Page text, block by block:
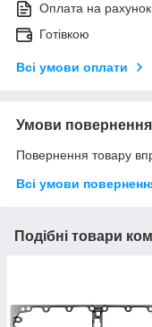
Оплата на рахунок
Готівкою
Всі умови оплати
Умови повернення
Повернення товару
Всі умови
Подібні товари